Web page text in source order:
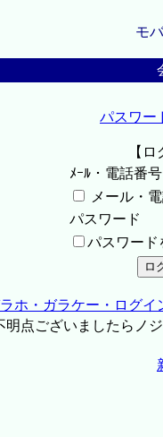
モ
パスワー
【
ﾒｰﾙ・電話番号
メール・
パスワード
パスワード
ホ・ガラケー・ログイ
点ございましたらノ